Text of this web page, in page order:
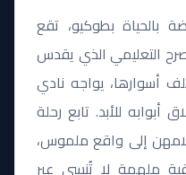
بالحياة بطوكيو، تقع
التعليمي الذي يقدس
أسوارها، يواجه نادي
أبوابه للأبد. تابع رحلة
إلى واقع ملموس،
ملهمة لا تُنسى عبر